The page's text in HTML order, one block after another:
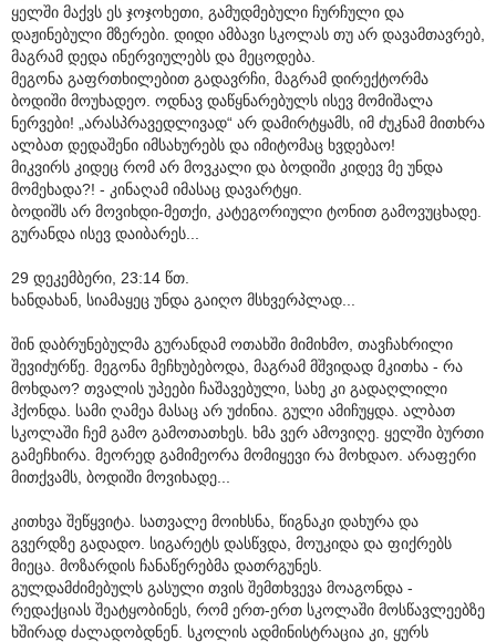
ყელში მაქვს ეს ჯოჯოხეთი, გამუდმებული ჩურჩული და
დაჟინებული მზერები. დიდი ამბავი სკოლას თუ არ დავამთავრებ,
მაგრამ დედა ინერვიულებს და მეცოდება.
მეგონა გაფრთხილებით გადავრჩი, მაგრამ დირექტორმა
ბოდიში მოუხადეო. ოდნავ დაწყნარებულს ისევ მომიშალა
ნერვები! „არასპრავედლივად“ არ დამირტყამს, იმ ძუკნამ მითხრა
ალბათ დედაშენი იმსახურებს და იმიტომაც ხვდებაო!
მიკვირს კიდეც რომ არ მოვკალი და ბოდიში კიდევ მე უნდა
მომეხადა?! - კინაღამ იმასაც დავარტყი.
ბოდიშს არ მოვიხდი-მეთქი, კატეგორიული ტონით გამოვუცხადე.
გურანდა ისევ დაიბარეს...
29 დეკემბერი, 23:14 წთ.
ხანდახან, სიამაყეც უნდა გაიღო მსხვერპლად...
შინ დაბრუნებულმა გურანდამ ოთახში მიმიხმო, თავჩახრილი
შევიძურწე. მეგონა მეჩხუბებოდა, მაგრამ მშვიდად მკითხა - რა
მოხდაო? თვალის უპეები ჩაშავებული, სახე კი გადაღლილი
ჰქონდა. სამი ღამეა მასაც არ უძინია. გული ამიჩუყდა. ალბათ
სკოლაში ჩემ გამო გამოთათხეს. ხმა ვერ ამოვიღე. ყელში ბურთი
გამეჩხირა. მეორედ გამიმეორა მომიყევი რა მოხდაო. არაფერი
მითქვამს, ბოდიში მოვიხადე...
კითხვა შეწყვიტა. სათვალე მოიხსნა, წიგნაკი დახურა და
გვერდზე გადადო. სიგარეტს დასწვდა, მოუკიდა და ფიქრებს
მიეცა. მოზარდის ჩანაწერებმა დათრგუნეს.
გულდამძიმებულს გასული თვის შემთხვევა მოაგონდა -
რედაქციას შეატყობინეს, რომ ერთ-ერთ სკოლაში მოსწავლეებზე
ხშირად ძალადობდნენ. სკოლის ადმინისტრაცია კი, ყურს